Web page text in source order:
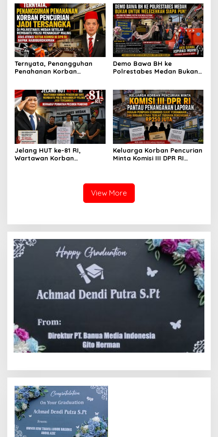
Kapolrestabes Medan
Tempuh Restorative Justice
agar Konflik Tak Berlarut-
larut
Membantu Polisi
Menangkap Maling di Toko
Usaha Keluarganya
Ternyata, Penangguhan
Penahanan Korban
Setelah Membantu Polisi
Menangkap Maling Atas
Atensi Ketua Komisi III DPR
RI Bapak Habiburokhman
Demo Bawa BH ke
Polrestabes Medan Bukan
dan Rasa Kecewa
Lambatnya Penanganan
Pekara di Polrestabes
Medan
Jelang HUT ke-81 RI,
Wartawan Korban
Keluarga Korban Pencurian
Minta Komisi III DPR RI
Perdamaian dan Dugaan
Fitnah Terkait Tuduhan
Pemerasan Rp250 Juta
View More